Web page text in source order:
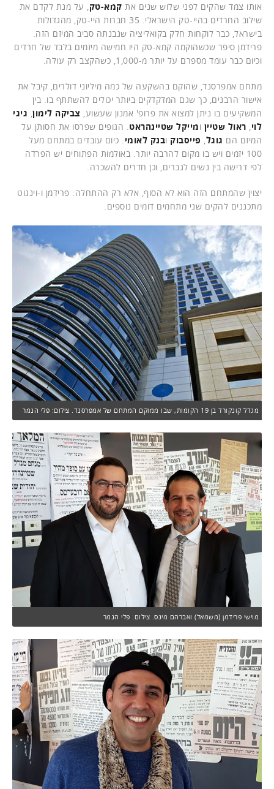
אותו צמד שהקים לפני שלוש שנים את קמא-טק, על מנת לקדם את
שילוב החרדים בהיי-טק הישראלי. 35 חברות היי-טק, מהגדולות
בישראל, כבר לוקחות חלק בקואליציה שנבנתה סביב המיזם הזה.
פרידמן סיפר שכשהוקמה קמא-טק היו חמישה מיזמים בלבד של חרדים
וכיום כבר עומד מספרם על יותר מ-1,000, כשהקצב רק עולה.
מתחם אמפרסנד, שהוקם בהשקעה של כמה מיליוני דולרים, קיבל את
אישור הרבנים, כך שגם המדקדקים ביותר יכולים להשתתף בו. בין
המשקיעים בו ניתן למצוא את פרופ' אמנון שעשוע, צביקה לימון, גיגי
לוי, ראול שטיין ומייקל שטיינהראט. הגופים שפרסו את חסותן על
המיזם הם גוגל, פייסבוק ובנק לאומי. כיום עובדים במתחם מעל
100 יזמים ויש בו מקום להרבה יותר. באולמות הפתוחים יש הפרדה
לפי דרישה בין נשים לגברים, וכן חדרים להשכרה.
יצוין שהמתחם הזה הוא לא הסוף, אלא רק ההתחלה: פרידמן ו-וינגוט
מתכננים להקים שני מתחמים דומים נוספים.
מגדל קונקורד בן 19 הקומות, שבו ממוקם המתחם של אמפרסנד. צילום: פלי הנמר
מוישי פרידמן (משמאל) ואברהם מינס. צילום: פלי הנמר